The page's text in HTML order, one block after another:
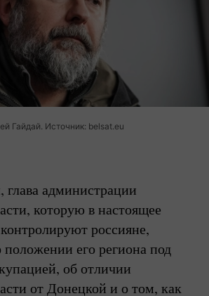
Гайдай. Источник: belsat.eu
глава администрации
которую в настоящее
россияне,
положении его региона под
об отличии
от Донецкой и о том, как